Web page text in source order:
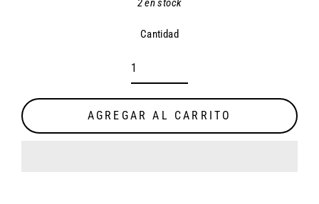
2 en stock
Cantidad
AGREGAR AL CARRITO